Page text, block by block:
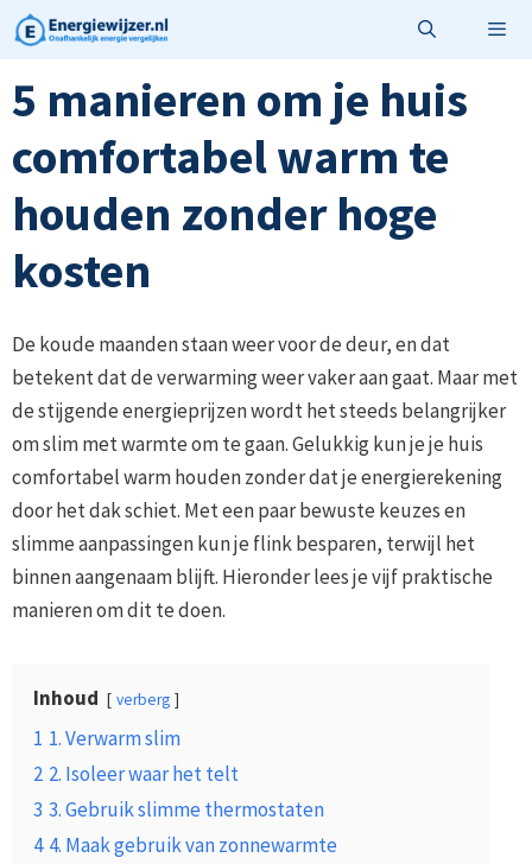
Ga
naar
de
inhoud
5 manieren om je huis
comfortabel warm te
houden zonder hoge
kosten
De koude maanden staan weer voor de deur, en dat
betekent dat de verwarming weer vaker aan gaat. Maar met
de stijgende energieprijzen wordt het steeds belangrijker
om slim met warmte om te gaan. Gelukkig kun je je huis
comfortabel warm houden zonder dat je energierekening
door het dak schiet. Met een paar bewuste keuzes en
slimme aanpassingen kun je flink besparen, terwijl het
binnen aangenaam blijft. Hieronder lees je vijf praktische
manieren om dit te doen.
Inhoud verberg
1 1. Verwarm slim
2 2. Isoleer waar het telt
3 3. Gebruik slimme thermostaten
4 4. Maak gebruik van zonnewarmte